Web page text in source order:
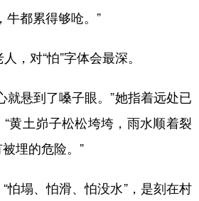
牛都累得够呛。”
，对“怕”字体会最深。
就悬到了嗓子眼。”她指着远处已
黄土峁子松松垮垮，雨水顺着裂
埋的危险。”
怕塌、怕滑、怕没水”，是刻在村